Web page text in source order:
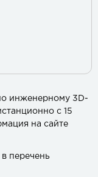
инженерному 3D-
с 15
на сайте
перечень